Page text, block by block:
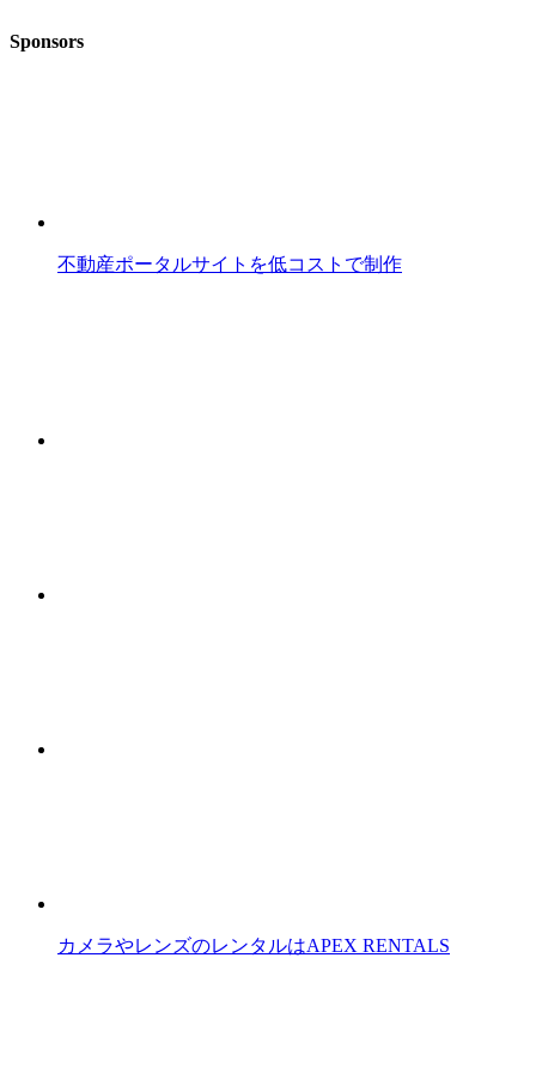
Sponsors
不動産ポータルサイトを低コストで制作
カメラやレンズのレンタルはAPEX RENTALS